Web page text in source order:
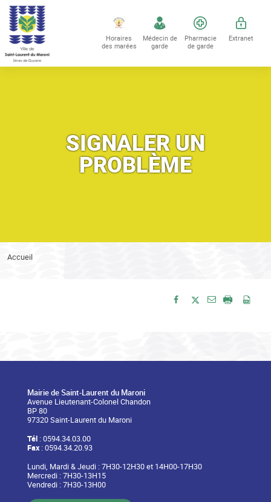
Accéder au contenu
Accéder au menu
Horaires
des marées
Médecin de
garde
Pharmacie
de garde
Extranet
SIGNALER UN
PROBLÈME
Vous êtes ici :
Accueil
Partager sur Facebook
Partager sur
Envoyer par
Imprimer
Mairie de Saint-Laurent du Maroni
Avenue Lieutenant-Colonel Chandon
BP 80
97320 Saint-Laurent du Maroni
Tél: 0594.34.03.00
Fax: 0594.34.20.93
Lundi, Mardi & Jeudi : 7H30-12H30 et 14H00-17H30
Mercredi : 7H30-13H15
Vendredi : 7H30-13H00